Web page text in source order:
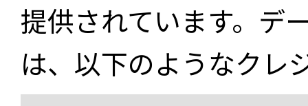
提供されています。デ
は、以下のようなクレ